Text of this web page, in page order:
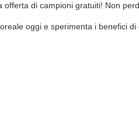
di campioni gratuiti! Non
oggi e sperimenta i benefici